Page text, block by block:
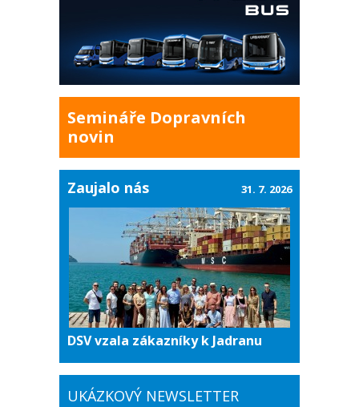
Semináře Dopravních
novin
Zaujalo nás
DSV vzala zákazníky k Jadranu
31. 7. 2026
UKÁZKOVÝ NEWSLETTER